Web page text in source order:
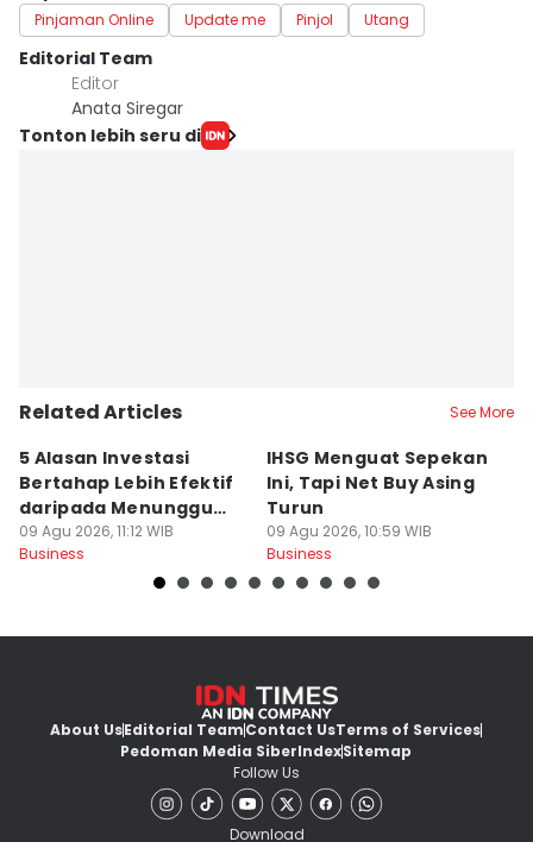
Pinjaman Online Update me Pinjol Utang
Editorial Team
Editor
Anata Siregar
Tonton lebih seru di
Related Articles See More
5 Alasan Investasi
Bertahap Lebih Efektif
daripada Menunggu
Momen Tepat
09 Agu 2026, 11:12 WIB
Business
IHSG Menguat Sepekan
Ini, Tapi Net Buy Asing
Turun
09 Agu 2026, 10:59 WIB
Business
About UsEditorial TeamContact UsTerms of Services
Pedoman Media SiberIndexSitemap
Follow Us
Download